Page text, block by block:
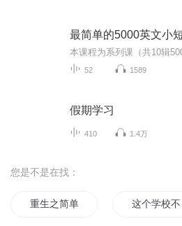
最简单的5000英文小
52 1589
假期学习
410 1.4万
您是不是在找：
重生之简单生活 这个学校不